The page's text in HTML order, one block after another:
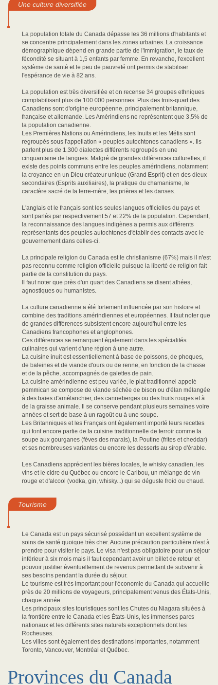
Une culture diversifiée
La population totale du Canada dépasse les 36 millions d'habitants et
se concentre principalement dans les zones urbaines. La croissance
démographique dépend en grande partie de l'immigration, le taux de
fécondité se situant à 1,5 enfants par femme. En revanche, l'excellent
système de santé et le peu de pauvreté ont permis de stabiliser
l'espérance de vie à 82 ans.
La population est très diversifiée et on recense 34 groupes ethniques
comptabilisant plus de 100.000 personnes. Plus des trois-quart des
Canadiens sont d'origine européenne, principalement britannique,
française et allemande. Les Amérindiens ne représentent que 3,5% de
la population canadienne.
Les Premières Nations ou Amérindiens, les Inuits et les Métis sont
regroupés sous l'appellation « peuples autochtones canadiens ». Ils
parlent plus de 1.300 dialectes différents regroupés en une
cinquantaine de langues. Malgré de grandes différences culturelles, il
existe des points communs entre les peuples amérindiens, notamment
la croyance en un Dieu créateur unique (Grand Esprit) et en des dieux
secondaires (Esprits auxiliaires), la pratique du chamanisme, le
caractère sacré de la terre-mère, les prières et les danses.
L'anglais et le français sont les seules langues officielles du pays et
sont parlés par respectivement 57 et 22% de la population. Cependant,
la reconnaissance des langues indigènes a permis aux différents
représentants des peuples autochtones d'établir des contacts avec le
gouvernement dans celles-ci.
La principale religion du Canada est le christianisme (67%) mais il n'est
pas reconnu comme religion officielle puisque la liberté de religion fait
partie de la constitution du pays.
Il faut noter que près d'un quart des Canadiens se disent athées,
agnostiques ou humanistes.
La culture canadienne a été fortement influencée par son histoire et
combine des traditions amérindiennes et européennes. Il faut noter que
de grandes différences subsistent encore aujourd'hui entre les
Canadiens francophones et anglophones.
Ces différences se remarquent également dans les spécialités
culinaires qui varient d'une région à une autre.
La cuisine inuit est essentiellement à base de poissons, de phoques,
de baleines et de viande d'ours ou de renne, en fonction de la chasse
et de la pêche, accompagnés de galettes de pain.
La cuisine amérindienne est peu variée, le plat traditionnel appelé
pemmican se compose de viande séchée de bison ou d'élan mélangée
à des baies d'amélanchier, des canneberges ou des fruits rouges et à
de la graisse animale. Il se conserve pendant plusieurs semaines voire
années et sert de base à un ragoût ou à une soupe.
Les Britanniques et les Français ont également importé leurs recettes
qui font encore partie de la cuisine traditionnelle de terroir comme la
soupe aux gourganes (fèves des marais), la Poutine (frites et cheddar)
et ses nombreuses variantes ou encore les desserts au sirop d'érable.
Les Canadiens apprécient les bières locales, le whisky canadien, les
vins et le cidre du Québec ou encore le Caribou, un mélange de vin
rouge et d'alcool (vodka, gin, whisky...) qui se déguste froid ou chaud.
Tourisme
Le Canada est un pays sécurisé possédant un excellent système de
soins de santé quoique très cher. Aucune précaution particulière n'est à
prendre pour visiter le pays. Le visa n'est pas obligatoire pour un séjour
inférieur à six mois mais il faut cependant avoir un billet de retour et
pouvoir justifier éventuellement de revenus permettant de subvenir à
ses besoins pendant la durée du séjour.
Le tourisme est très important pour l'économie du Canada qui accueille
près de 20 millions de voyageurs, principalement venus des États-Unis,
chaque année.
Les principaux sites touristiques sont les Chutes du Niagara situées à
la frontière entre le Canada et les États-Unis, les immenses parcs
nationaux et les différents sites naturels exceptionnels dont les
Rocheuses.
Les villes sont également des destinations importantes, notamment
Toronto, Vancouver, Montréal et Québec.
Provinces du Canada